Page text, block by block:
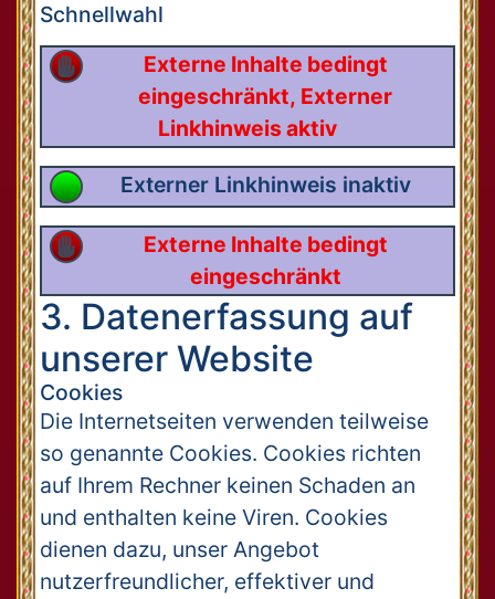
Schnellwahl
Externe Inhalte bedingt
eingeschränkt, Externer
Linkhinweis aktiv
Externer Linkhinweis inaktiv
Externe Inhalte bedingt
eingeschränkt
3. Datenerfassung auf
unserer Website
Cookies
Die Internetseiten verwenden teilweise
so genannte Cookies. Cookies richten
auf Ihrem Rechner keinen Schaden an
und enthalten keine Viren. Cookies
dienen dazu, unser Angebot
nutzerfreundlicher, effektiver und